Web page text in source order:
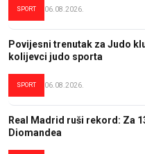
SPORT 06.08.2026.
Povijesni trenutak za Judo
kolijevci judo sporta
SPORT 06.08.2026.
Real Madrid ruši rekord: Za
Diomandea